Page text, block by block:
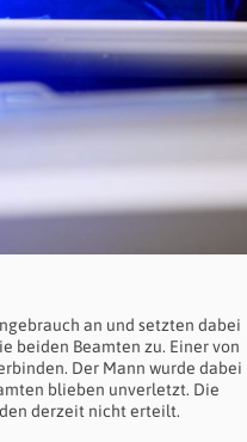
an und setzten dabei
beiden Beamten zu. Einer von
Der Mann wurde dabei
blieben unverletzt. Die
derzeit nicht erteilt.